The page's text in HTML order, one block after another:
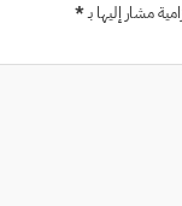
مشار إليها بـ*